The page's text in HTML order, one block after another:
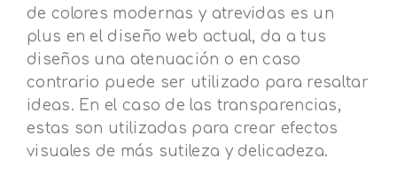
de colores modernas y atrevidas es un
plus en el diseño web actual, da a tus
diseños una atenuación o en caso
contrario puede ser utilizado para resaltar
ideas. En el caso de las transparencias,
estas son utilizadas para crear efectos
visuales de más sutileza y delicadeza.